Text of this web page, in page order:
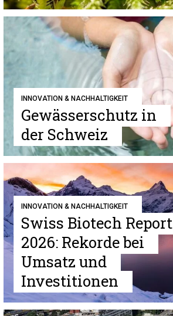
INNOVATION & NACHHALTIGKEIT
Gewässerschutz in
der Schweiz
INNOVATION & NACHHALTIGKEIT
Swiss Biotech Report
2026: Rekorde bei
Umsatz und
Investitionen